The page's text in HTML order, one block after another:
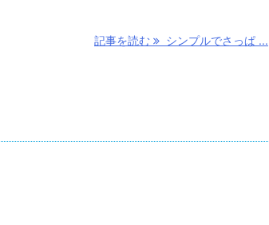
記事を読む シンプルでさっぱ ...